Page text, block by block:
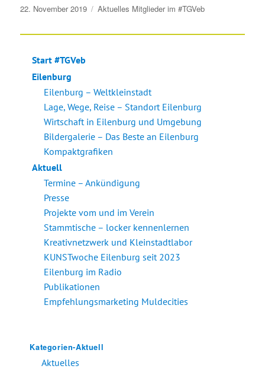
Veröffentlicht
22. November 2019 Aktuelles Mitglieder im #TGVeb
Start #TGVeb
Eilenburg
Eilenburg – Weltkleinstadt
Lage, Wege, Reise – Standort Eilenburg
Wirtschaft in Eilenburg und Umgebung
Bildergalerie – Das Beste an Eilenburg
Kompaktgrafiken
Aktuell
Termine – Ankündigung
Presse
Projekte vom und im Verein
Stammtische – locker kennenlernen
Kreativnetzwerk und Kleinstadtlabor
KUNSTwoche Eilenburg seit 2023
Eilenburg im Radio
Publikationen
Empfehlungsmarketing Muldecities
Kategorien-Aktuell
Aktuelles